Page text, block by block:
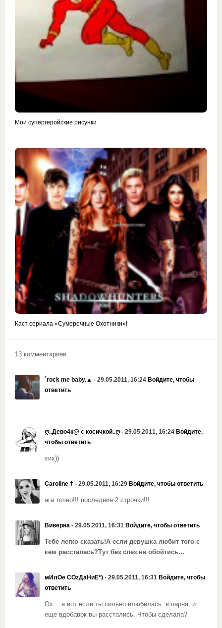
Мои супергеройские рисунки
Каст сериала «Сумеречные Охотники»!
13 комментариев
`rock me baby.▲ - 29.05.2011, 16:24 Войдите, чтобы
ответить
ღ..Дево4к@ с косичкой..ღ- 29.05.2011, 16:24 Войдите,
чтобы ответить
хих))
Caroline † - 29.05.2011, 16:29 Войдите, чтобы ответить
ага точно!!! последние 2 строчки!!!
Виверна - 29.05.2011, 16:31 Войдите, чтобы ответить
Тебе легко сказать!А если девушка любит того с
кем рассталась?Тут без слез не обойтись…
мИлОе СОzДаНиЕ*) - 29.05.2011, 16:31 Войдите, чтобы
ответить
Ох….а вот если ты сильно влюбилась в парня, и
еще вдобавок вы расстались. Чтобы сделала?